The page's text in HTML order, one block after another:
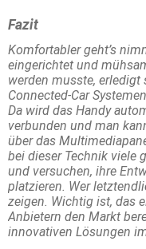
Fazit
Komfortabler geht’s
eingerichtet und
werden musste,
Connected-Car
Da wird das Handy
verbunden und man
über das
bei dieser Technik viele
und versuchen, ihre
platzieren. Wer
zeigen. Wichtig ist, das
Anbietern den Markt
innovativen Lösungen